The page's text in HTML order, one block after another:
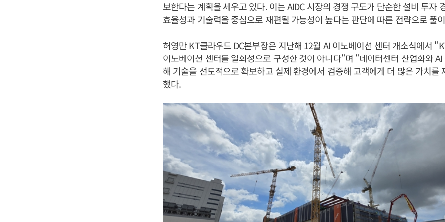
보한다는 계획을 세우고 있다. 이는 AIDC 시장의 경쟁 구도가 단순한 설비 투자
효율성과 기술력을 중심으로 재편될 가능성이 높다는 판단에 따른 전략으로 풀
허영만 KT클라우드 DC본부장은 지난해 12월 AI 이노베이션 센터 개소식에서
이노베이션 센터를 일회성으로 구성한 것이 아니다"며 "데이터센터 산업화와
해 기술을 선도적으로 확보하고 실제 환경에서 검증해 고객에게 더 많은 가치를
했다.